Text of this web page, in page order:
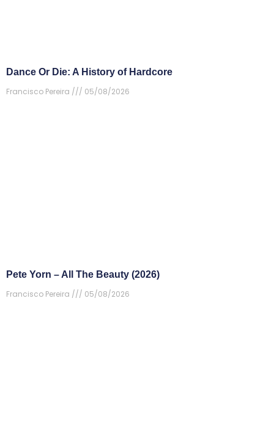
Dance Or Die: A History of Hardcore
Francisco Pereira
05/08/2026
Pete Yorn – All The Beauty (2026)
Francisco Pereira
05/08/2026